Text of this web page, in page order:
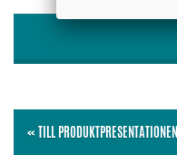
« TILL PRODUKTPRESENTATIONEN